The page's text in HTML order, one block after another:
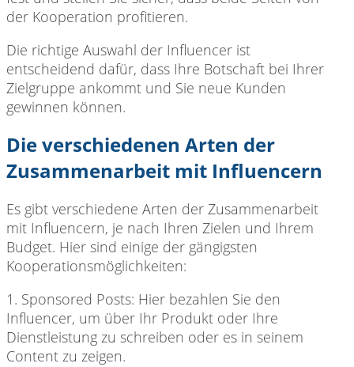
der Kooperation profitieren.
Die richtige Auswahl der Influencer ist
entscheidend dafür, dass Ihre Botschaft bei Ihrer
Zielgruppe ankommt und Sie neue Kunden
gewinnen können.
Die verschiedenen Arten der
Zusammenarbeit mit Influencern
Es gibt verschiedene Arten der Zusammenarbeit
mit Influencern, je nach Ihren Zielen und Ihrem
Budget. Hier sind einige der gängigsten
Kooperationsmöglichkeiten:
1. Sponsored Posts: Hier bezahlen Sie den
Influencer, um über Ihr Produkt oder Ihre
Dienstleistung zu schreiben oder es in seinem
Content zu zeigen.